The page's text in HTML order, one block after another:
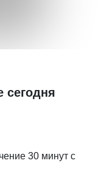
сегодня
30 минут с